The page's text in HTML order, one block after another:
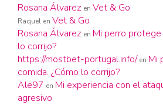
Rosana Álvarez en Vet & Go
Raquel en Vet & Go
Rosana Álvarez en Mi perro protege
lo corrijo?
https://mostbet-portugal.info/ en Mi
comida. ¿Cómo lo corrijo?
Ale97 en Mi experiencia con el
agresivo